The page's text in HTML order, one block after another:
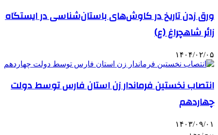
ورق زدن تاریخ در کاوش‌های باستان‌شناسی در ایستگاه
زائر شاهچراغ (ع)
۱۴۰۴/۰۲/۰۵
انتصاب نخستین فرماندار زن استان فارس توسط دولت
چهاردهم
۱۴۰۳/۰۹/۰۱